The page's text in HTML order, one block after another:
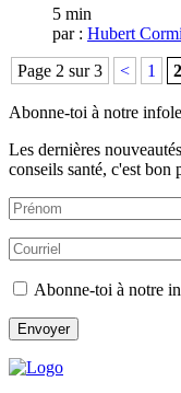
5 min
par : Hubert
Page 2 sur 3
< 1 2
Abonne-toi à notre
Les dernières
conseils santé, c'est bon
Abonne-toi à notre